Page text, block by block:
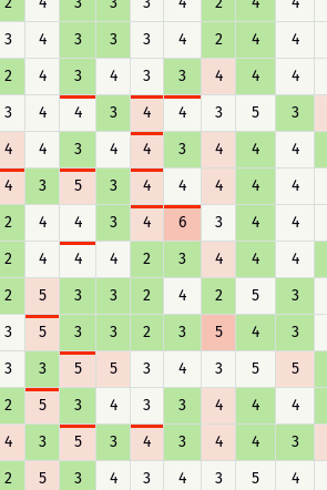
3 4 3 3 3 4 2 4 4
2 4 3 4 3 3 4 4 4
3 4 4 3 4 4 3 5 3
4 4 3 4 4 3 4 4 4
4 3 5 3 4 4 4 4 4
2 4 4 3 4 6 3 4 4
2 4 4 4 2 3 4 4 4
2 5 3 3 2 4 2 5 3
3 5 3 3 2 3 5 4 3
3 3 5 5 3 4 3 5 5
2 5 3 4 3 3 4 4 4
4 3 5 3 4 3 4 4 3
2 5 3 4 3 4 3 5 4